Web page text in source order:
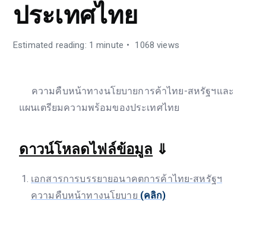
ประเทศไทย
Estimated reading: 1 minute 1068 views
ความคืบหน้าทางนโยบายการค้าไทย-สหรัฐฯและ
แผนเตรียมความพร้อมของประเทศไทย
ดาวน์โหลดไฟล์ข้อมูล ⇓
เอกสารการบรรยายอนาคตการค้าไทย-สหรัฐฯ
ความคืบหน้าทางนโยบาย (คลิก)